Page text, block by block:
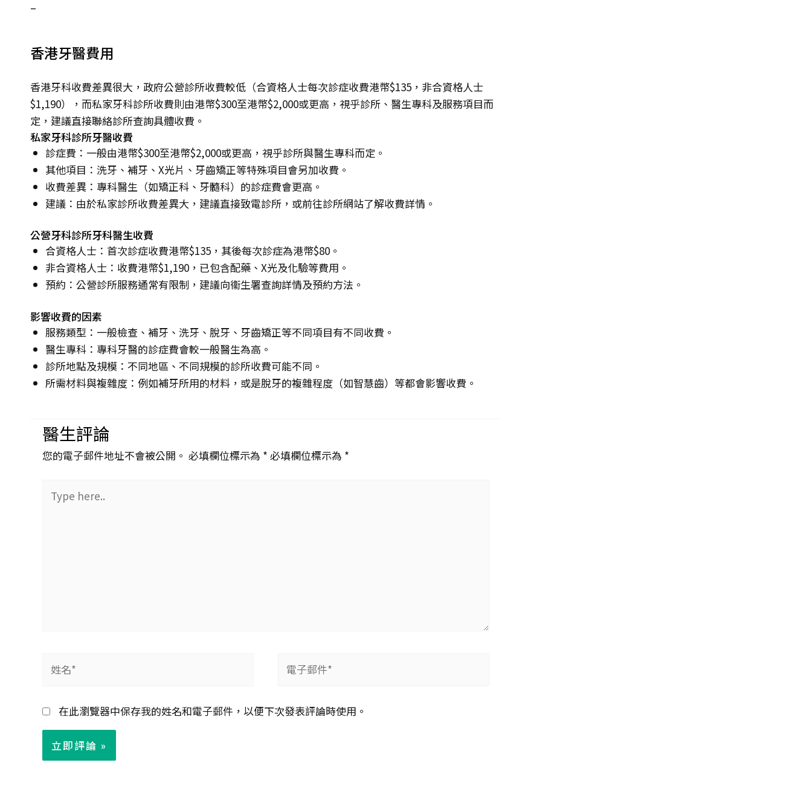
–
香港牙醫費用
香港牙科收費差異很大，政府公營診所收費較低（合資格人士每次診症收費港幣$135，非合資格人士
$1,190），而私家牙科診所收費則由港幣$300至港幣$2,000或更高，視乎診所、醫生專科及服務項目而
定，建議直接聯絡診所查詢具體收費。
私家牙科診所牙醫收費
診症費：一般由港幣$300至港幣$2,000或更高，視乎診所與醫生專科而定。
其他項目：洗牙、補牙、X光片、牙齒矯正等特殊項目會另加收費。
收費差異：專科醫生（如矯正科、牙髓科）的診症費會更高。
建議：由於私家診所收費差異大，建議直接致電診所，或前往診所網站了解收費詳情。
公營牙科診所牙科醫生收費
合資格人士：首次診症收費港幣$135，其後每次診症為港幣$80。
非合資格人士：收費港幣$1,190，已包含配藥、X光及化驗等費用。
預約：公營診所服務通常有限制，建議向衞生署查詢詳情及預約方法。
影響收費的因素
服務類型：一般檢查、補牙、洗牙、脫牙、牙齒矯正等不同項目有不同收費。
醫生專科：專科牙醫的診症費會較一般醫生為高。
診所地點及規模：不同地區、不同規模的診所收費可能不同。
所需材料與複雜度：例如補牙所用的材料，或是脫牙的複雜程度（如智慧齒）等都會影響收費。
醫生評論
您的電子郵件地址不會被公開。 必填欄位標示為 * 必填欄位標示為 *
here..
名
件
在此瀏覽器中保存我的姓名和電子郵件，以便下次發表評論時使用。